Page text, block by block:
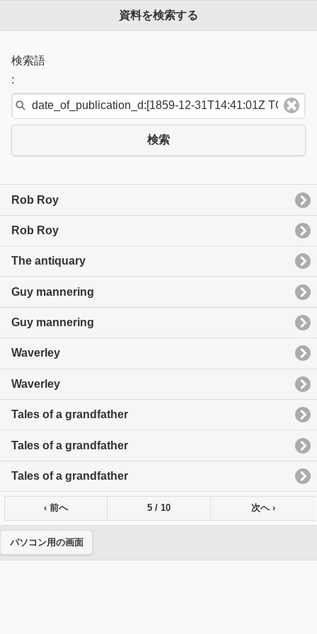
資料を検索する
検索語
:
検索
Rob Roy
Rob Roy
The antiquary
Guy mannering
Guy mannering
Waverley
Waverley
Tales of a grandfather
Tales of a grandfather
Tales of a grandfather
‹ 前へ 5 / 10 次へ ›
パソコン用の画面